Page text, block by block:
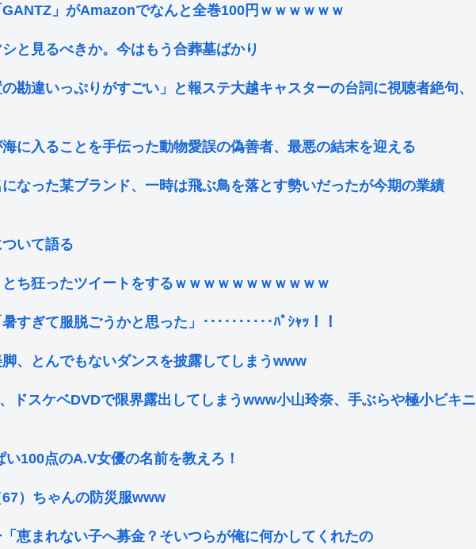
GANTZ」がAmazonでなんと全巻100円ｗｗｗｗｗｗ
と見るべきか。今はもう合葬墓ばかり
の勘違いっぷりがすごい」と報ステ大越キャスターの台詞に視聴者絶句、
に入ることを手伝った動物愛誤の偽善者、最悪の結末を迎える
なった某ブランド、一時は飛ぶ鳥を落とす勢いだったが今期の業績
いて語る
とち狂ったツイートをするｗｗｗｗｗｗｗｗｗｗｗ
すぎて服脱ごうかと思った」･･････････ﾊﾟｼｬｯ！！
脚、とんでもないダンスを披露してしまうwww
ドスケベDVDで限界露出してしまうwww小山玲奈、手ぶらや極小ビキニ
い100点のA.V女優の名前を教えろ！
67）ちゃんの防災服www
「恵まれない子へ募金？そいつらが俺に何かしてくれたの